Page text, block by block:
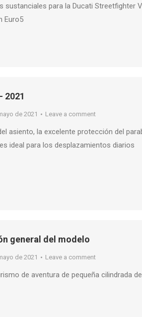
sustanciales para la Ducati Streetfighter
Euro5
2021
de 2021 Leave a comment
asiento, la excelente protección del
ideal para los desplazamientos diarios
general del modelo
de 2021 Leave a comment
de aventura de pequeña cilindrada